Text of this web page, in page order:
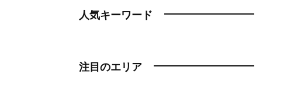
人気キーワード
注目のエリア